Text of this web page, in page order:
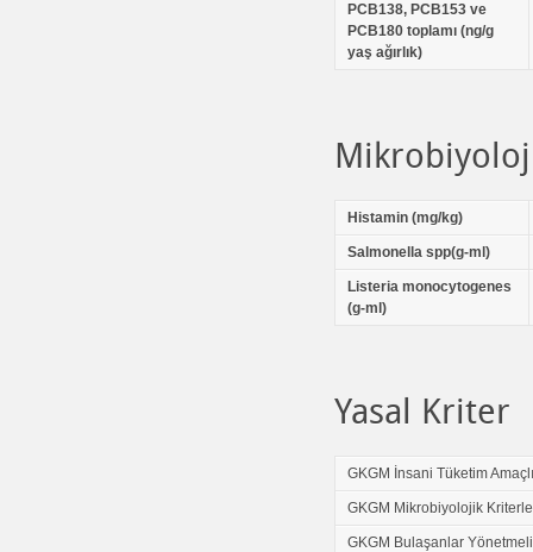
PCB138, PCB153 ve
PCB180 toplamı (ng/g
yaş ağırlık)
Histamin (mg/kg)
Salmonella spp(g-ml)
Listeria monocytogenes
(g-ml)
Yasal Kriter
GKGM İnsani Tüketim
GKGM Mikrobiyolojik
GKGM Bulaşanlar